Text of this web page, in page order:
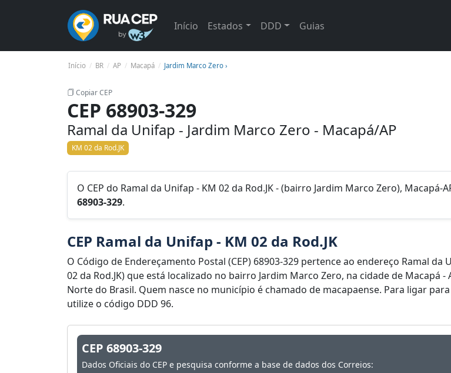
Início Estados DDD Guias
Início BR AP Macapá Jardim Marco Zero ›
Copiar CEP
CEP 68903-329
Ramal da Unifap - Jardim Marco Zero - Macapá/AP
KM 02 da Rod.JK
O CEP do Ramal da Unifap - KM 02 da Rod.JK - (bairro Jardim Marco Zero), Macapá-
68903-329.
CEP Ramal da Unifap - KM 02 da Rod.JK
O Código de Endereçamento Postal (CEP) 68903-329 pertence ao endereço Ramal da
02 da Rod.JK) que está localizado no bairro Jardim Marco Zero, na cidade de Macapá -
Norte do Brasil. Quem nasce no município é chamado de macapaense. Para ligar
utilize o código DDD 96.
CEP 68903-329
Dados Oficiais do CEP e pesquisa conforme a base de dados dos Correios: